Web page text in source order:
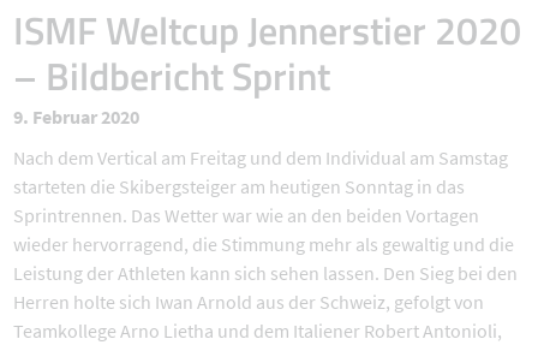
ISMF Weltcup Jennerstier 2020
– Bildbericht Sprint
9. Februar 2020
Nach dem Vertical am Freitag und dem Individual am Samstag
starteten die Skibergsteiger am heutigen Sonntag in das
Sprintrennen. Das Wetter war wie an den beiden Vortagen
wieder hervorragend, die Stimmung mehr als gewaltig und die
Leistung der Athleten kann sich sehen lassen. Den Sieg bei den
Herren holte sich Iwan Arnold aus der Schweiz, gefolgt von
Teamkollege Arno Lietha und dem Italiener Robert Antonioli,